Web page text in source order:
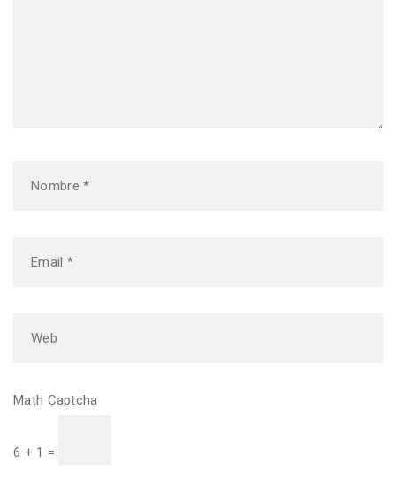
Math Captcha
6 + 1 =